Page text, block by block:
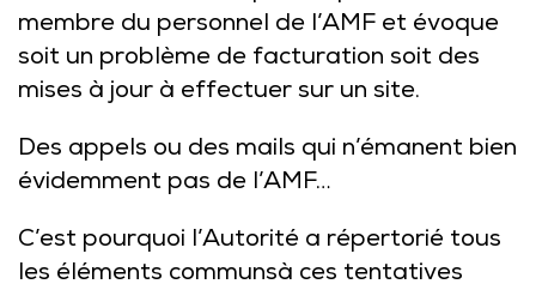
membre du personnel de l’AMF et évoque
soit un problème de facturation soit des
mises à jour à effectuer sur un site.
Des appels ou des mails qui n’émanent bien
évidemment pas de l’AMF…
C’est pourquoi l’Autorité a répertorié tous
les éléments communsà ces tentatives